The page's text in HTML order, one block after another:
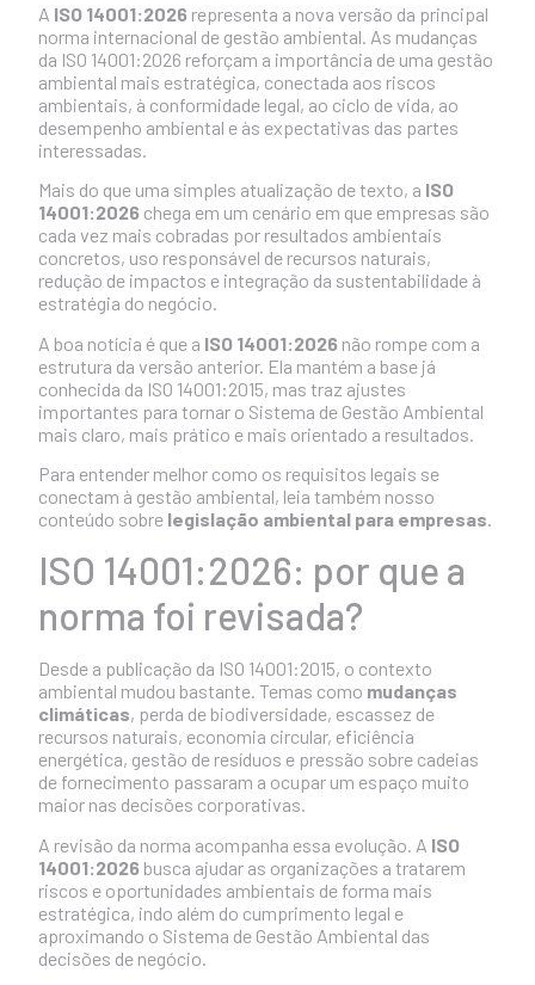
A ISO 14001:2026 representa a nova versão da principal
norma internacional de gestão ambiental. As mudanças
da ISO 14001:2026 reforçam a importância de uma gestão
ambiental mais estratégica, conectada aos riscos
ambientais, à conformidade legal, ao ciclo de vida, ao
desempenho ambiental e às expectativas das partes
interessadas.
Mais do que uma simples atualização de texto, a ISO
14001:2026 chega em um cenário em que empresas são
cada vez mais cobradas por resultados ambientais
concretos, uso responsável de recursos naturais,
redução de impactos e integração da sustentabilidade à
estratégia do negócio.
A boa notícia é que a ISO 14001:2026 não rompe com a
estrutura da versão anterior. Ela mantém a base já
conhecida da ISO 14001:2015, mas traz ajustes
importantes para tornar o Sistema de Gestão Ambiental
mais claro, mais prático e mais orientado a resultados.
Para entender melhor como os requisitos legais se
conectam à gestão ambiental, leia também nosso
conteúdo sobre legislação ambiental para empresas.
ISO 14001:2026: por que a
norma foi revisada?
Desde a publicação da ISO 14001:2015, o contexto
ambiental mudou bastante. Temas como mudanças
climáticas, perda de biodiversidade, escassez de
recursos naturais, economia circular, eficiência
energética, gestão de resíduos e pressão sobre cadeias
de fornecimento passaram a ocupar um espaço muito
maior nas decisões corporativas.
A revisão da norma acompanha essa evolução. A ISO
14001:2026 busca ajudar as organizações a tratarem
riscos e oportunidades ambientais de forma mais
estratégica, indo além do cumprimento legal e
aproximando o Sistema de Gestão Ambiental das
decisões de negócio.